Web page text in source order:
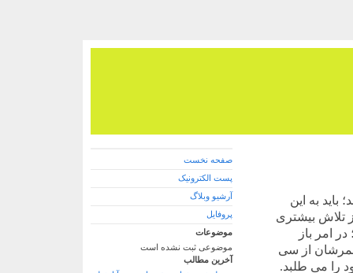
باید به این
تلاش بیشتری
امر باز
از سی
را می طلبد.
صفحه نخست
پست الکترونیک
آرشیو وبلاگ
پروفایل
موضوعات
موضوعی ثبت نشده است
آخرین مطالب